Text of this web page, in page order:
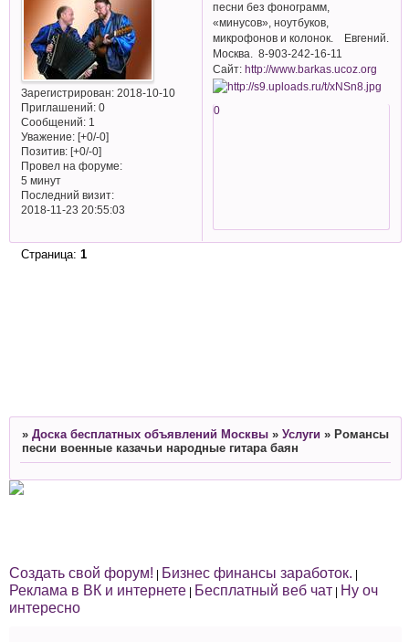
Зарегистрирован: 2018-10-10
Приглашений:0
Сообщений:1
Уважение: [+0/-0]
Позитив: [+0/-0]
Провел на форуме:
5 минут
Последний визит:
2018-11-23 20:55:03
песни без фонограмм,
«минусов», ноутбуков,
микрофонов и колонок. Евгений.
Москва. 8-903-242-16-11
Сайт: http://www.barkas.ucoz.org
0
Страница: 1
» Доска бесплатных объявлений Москвы » Услуги » Романсы
песни военные казачьи народные гитара баян
Создать свой форум! | Бизнес финансы заработок. |
Реклама в ВК и интернете | Бесплатный веб чат | Ну оч
интересно